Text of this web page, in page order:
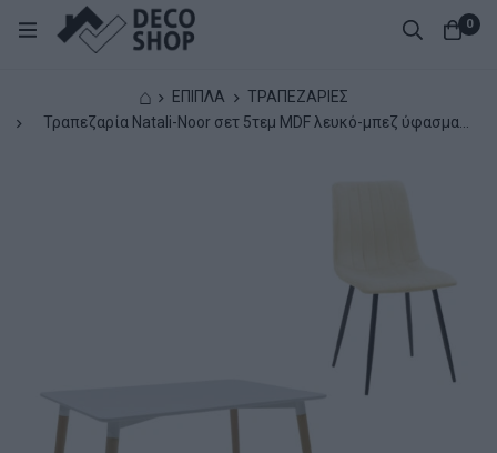
0
⌂ ΕΠΙΠΛΑ
ΤΡΑΠΕΖΑΡΙΕΣ
Τραπεζαρία Natali-Noor σετ 5τεμ MDF λευκό-μπεζ ύφασμα